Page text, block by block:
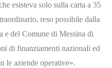
esisteva solo sulla carta a 35
reso possibile dalla
e del Comune di Messina di
di finanziamenti nazionali ed
le aziende operative».